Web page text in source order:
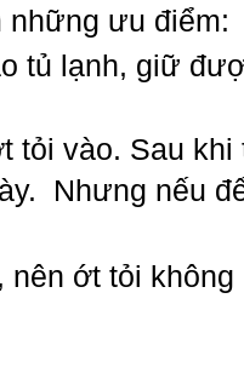
những ưu điểm:
tủ lạnh, giữ
tỏi vào. Sau khi
Nhưng nếu
nên ớt tỏi